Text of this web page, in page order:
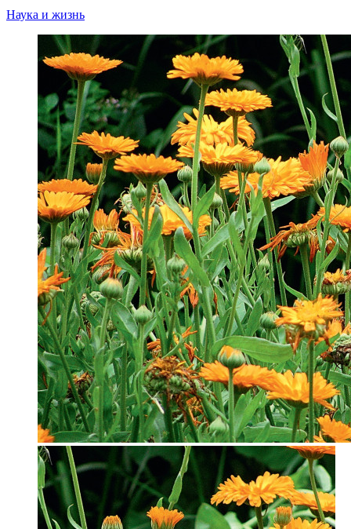
Наука и жизнь